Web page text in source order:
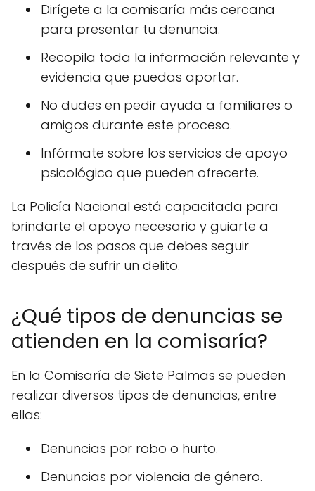
Dirígete a la comisaría más cercana
para presentar tu denuncia.
Recopila toda la información relevante y
evidencia que puedas aportar.
No dudes en pedir ayuda a familiares o
amigos durante este proceso.
Infórmate sobre los servicios de apoyo
psicológico que pueden ofrecerte.
La Policía Nacional está capacitada para
brindarte el apoyo necesario y guiarte a
través de los pasos que debes seguir
después de sufrir un delito.
¿Qué tipos de denuncias se
atienden en la comisaría?
En la Comisaría de Siete Palmas se pueden
realizar diversos tipos de denuncias, entre
ellas:
Denuncias por robo o hurto.
Denuncias por violencia de género.